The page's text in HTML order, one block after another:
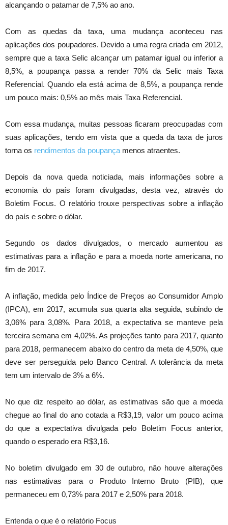
alcançando o patamar de 7,5% ao ano.
Com as quedas da taxa, uma mudança aconteceu nas
aplicações dos poupadores. Devido a uma regra criada em 2012,
sempre que a taxa Selic alcançar um patamar igual ou inferior a
8,5%, a poupança passa a render 70% da Selic mais Taxa
Referencial. Quando ela está acima de 8,5%, a poupança rende
um pouco mais: 0,5% ao mês mais Taxa Referencial.
Com essa mudança, muitas pessoas ficaram preocupadas com
suas aplicações, tendo em vista que a queda da taxa de juros
torna os rendimentos da poupança menos atraentes.
Depois da nova queda noticiada, mais informações sobre a
economia do país foram divulgadas, desta vez, através do
Boletim Focus. O relatório trouxe perspectivas sobre a inflação
do país e sobre o dólar.
Segundo os dados divulgados, o mercado aumentou as
estimativas para a inflação e para a moeda norte americana, no
fim de 2017.
A inflação, medida pelo Índice de Preços ao Consumidor Amplo
(IPCA), em 2017, acumula sua quarta alta seguida, subindo de
3,06% para 3,08%. Para 2018, a expectativa se manteve pela
terceira semana em 4,02%. As projeções tanto para 2017, quanto
para 2018, permanecem abaixo do centro da meta de 4,50%, que
deve ser perseguida pelo Banco Central. A tolerância da meta
tem um intervalo de 3% a 6%.
No que diz respeito ao dólar, as estimativas são que a moeda
chegue ao final do ano cotada a R$3,19, valor um pouco acima
do que a expectativa divulgada pelo Boletim Focus anterior,
quando o esperado era R$3,16.
No boletim divulgado em 30 de outubro, não houve alterações
nas estimativas para o Produto Interno Bruto (PIB), que
permaneceu em 0,73% para 2017 e 2,50% para 2018.
Entenda o que é o relatório Focus